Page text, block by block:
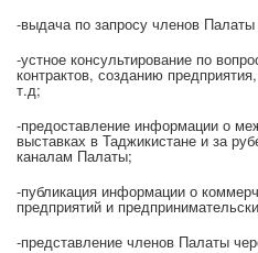
-выдача по запросу членов Палаты
-устное консультирование по
контрактов, созданию
т.д;
-предоставление информации о
выставках в Таджикистане и за
каналам Палаты;
-публикация информации о
предприятий и
-представление членов Палаты